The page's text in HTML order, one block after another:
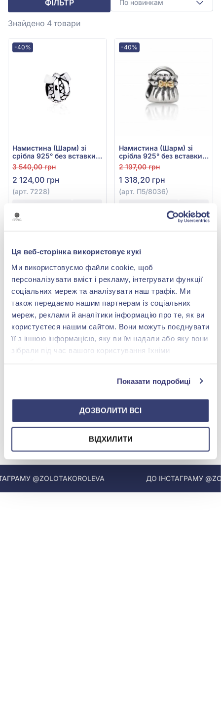
Ця веб-сторінка використовує кукі
Ми використовуємо файли cookie, щоб
персоналізувати вміст і рекламу, інтегрувати функції
соціальних мереж та аналізувати наш трафік. Ми
також передаємо нашим партнерам із соціальних
мереж, реклами й аналітики інформацію про те, як ви
користуєтеся нашим сайтом. Вони можуть поєднувати
її з іншою інформацією, яку ви їм надали або яку вони
зібрали під час вашого користування їхніми
Показати подробиці
ДОЗВОЛИТИ ВСІ
ВІДХИЛИТИ
ФІЛЬТР По новинкам
Знайдено 4 товари
-40%
Намистина (Шарм) зі
срібла 925° без вставки,
арт. 7228
3 540,00 грн
2 124,00 грн
(арт. 7228)
-40%
Намистина (Шарм) зі
срібла 925° без вставки,
арт. П5/8036
2 197,00 грн
1 318,20 грн
(арт. П5/8036)
Намистина (Шарм) із
червоною емаллю зі
срібла 925°, арт. П5/8027
4 079,00 грн
Намистина (Шарм)
"Серце" зі срібла 925° з
фіанітом/куб.цирконієм,
3 536,00 грн
(арт. 84588б)
МИ У INSTAGRAM
@ZOLOTAKOROLEVA ДО ІНСТАГРАМУ